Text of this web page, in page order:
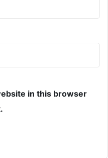
in this browser